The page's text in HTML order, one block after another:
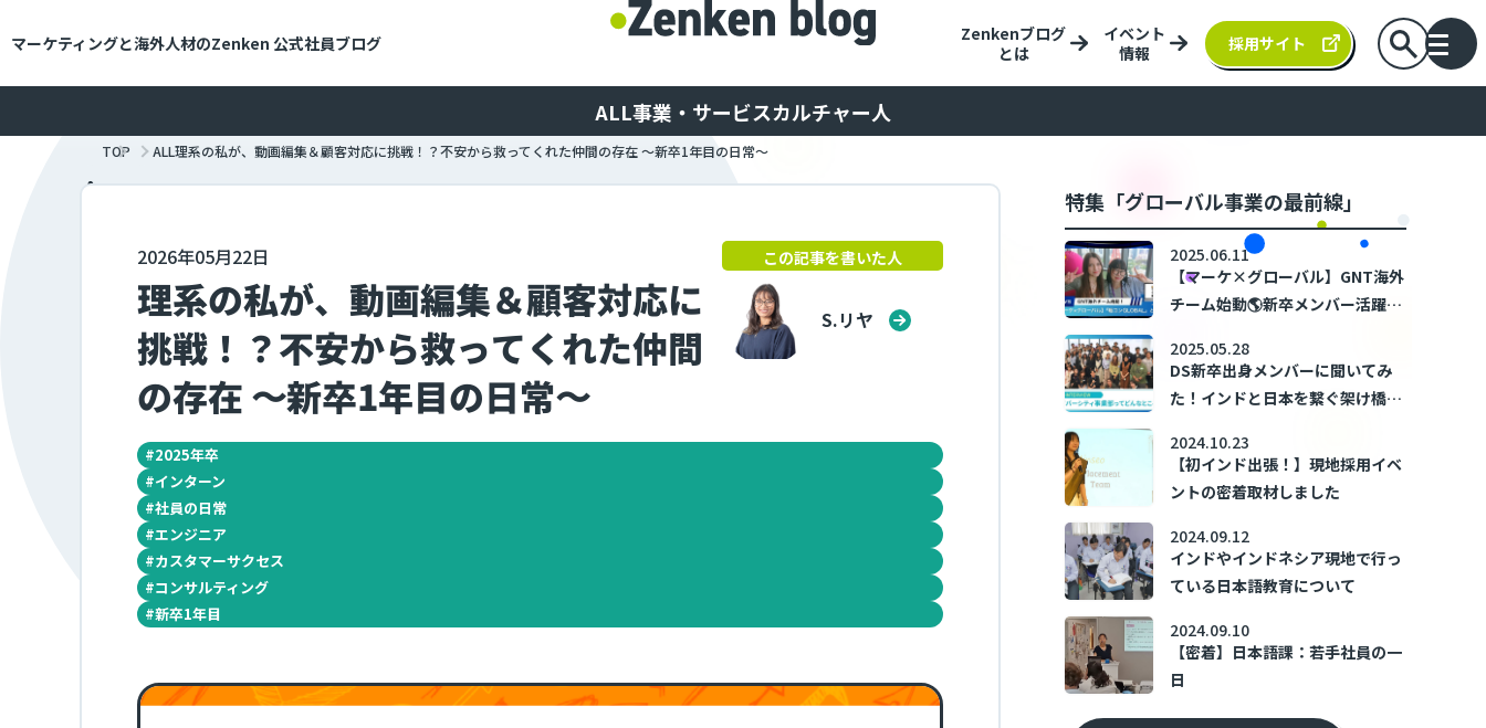
マーケティングと海外人材のZenken 公式社員ブログ
Zenkenブログ
とは
イベント
情報
採用サイト 検索バーを
バ
ALL事業・サービスカルチャー人
TOP ALL理系の私が、動画編集＆顧客対応に挑戦！？不安から救ってくれた仲間の存在 〜新卒1年目の日常〜
理系の私が、動画編集＆顧客対応に
挑戦！？不安から救ってくれた仲間
の存在 〜新卒1年目の日常〜
2026年05月22日
#2025年卒
#インターン
#社員の日常
#エンジニア
#カスタマーサクセス
#コンサルティング
#新卒1年目
この記事を書いた人
S.リヤ
特集「グローバル事業の最前線」
【マーケ×グローバル】GNT海外
チーム始動🌎新卒メンバー活躍中
2025.06.11
DS新卒出身メンバーに聞いてみ
た！インドと日本を繋ぐ架け橋、
ところ？
2025.05.28
【初インド出張！】現地採用イベ
ントの密着取材しました
2024.10.23
インドやインドネシア現地で行っ
ている日本語教育について
2024.09.12
【密着】日本語課：若手社員の一
日
2024.09.10